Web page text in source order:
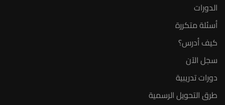
الدورات
أسئلة متكررة
كيف أدرس؟
سجل الآن
دورات تدريبية
طرق التحويل الرسمية